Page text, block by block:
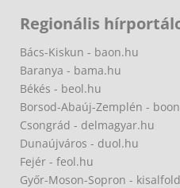
Regionális
Bács-Kiskun - baon.hu
Baranya - bama.hu
Békés - beol.hu
Borsod-Abaúj-Zemplén -
Csongrád - delmagyar.hu
Dunaújváros - duol.hu
Fejér - feol.hu
Győr-Moson-Sopron -